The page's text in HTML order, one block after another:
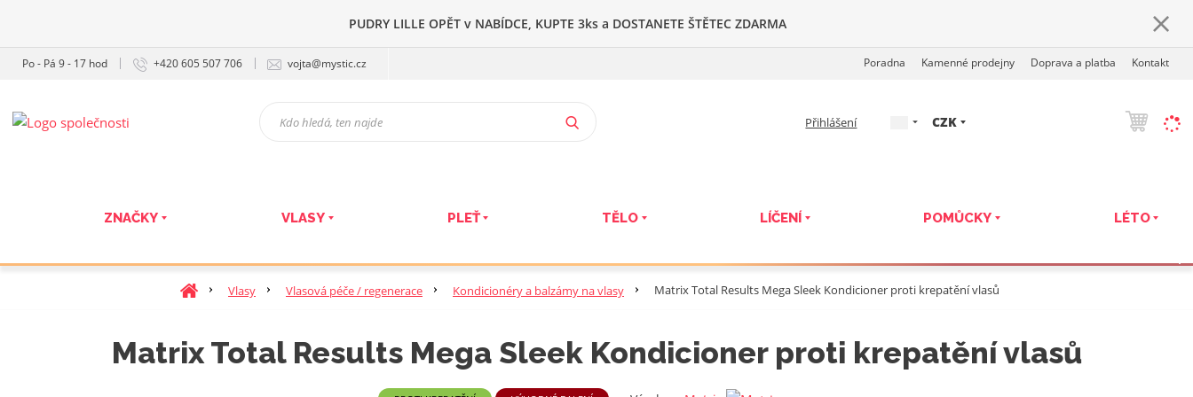
PUDRY LILLE OPĚT v NABÍDCE, KUPTE 3ks a DOSTANETE ŠTĚTEC ZDARMA
Po - Pá 9 - 17 hod +420 605 507 706 vojta@mystic.cz Poradna Kamenné prodejny Doprava a platba Kontakt
,
n
a
VYHLEDAT Přihlášení CZK
ZNAČKY VLASY PLEŤ TĚLO LÍČENÍ POMŮCKY LÉTO
Ú
d
n
Vlasy Vlasová péče / regenerace Kondicionéry a balzámy na vlasy Matrix Total Results Mega Sleek Kondicioner proti krepatění vlasů
Matrix Total Results Mega Sleek Kondicioner proti krepatění vlasů